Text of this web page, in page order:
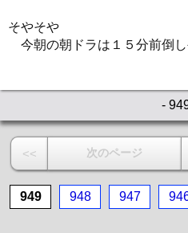
そやそや
今朝の朝ドラは１５分前倒
-
<< 次のページ
949 948 947